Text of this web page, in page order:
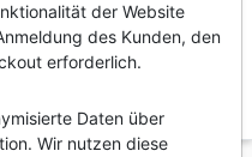
Suche
der Website
des Kunden, den
erforderlich.
Daten über
Wir nutzen diese